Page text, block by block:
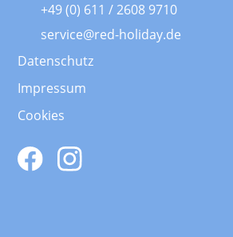
+49 (0) 611 / 2608 9710
service@red-holiday.de
Datenschutz
Impressum
Cookies